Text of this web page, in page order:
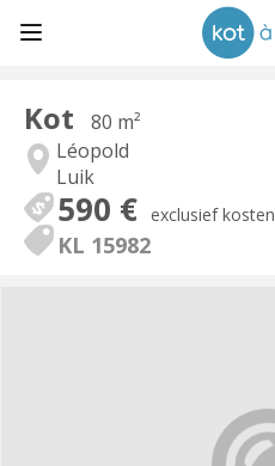
Kot
80 m²
Léopold
Luik
590 € exclusief kosten
KL 15982